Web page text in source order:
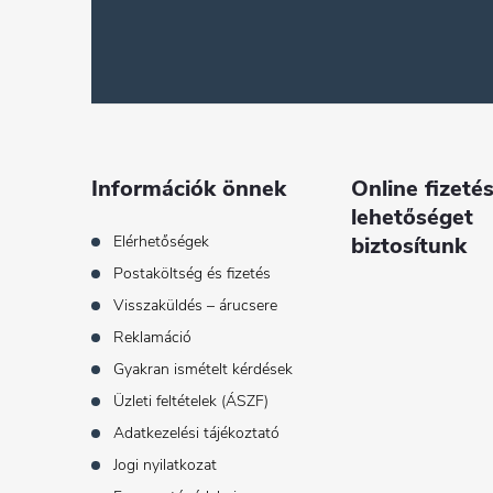
Információk önnek
Elérhetőségek
Postaköltség és fizetés
Visszaküldés – árucsere
Reklamáció
Gyakran ismételt kérdések
Üzleti feltételek (ÁSZF)
Adatkezelési tájékoztató
Jogi nyilatkozat
Online
lehetőséget
biztosítunk